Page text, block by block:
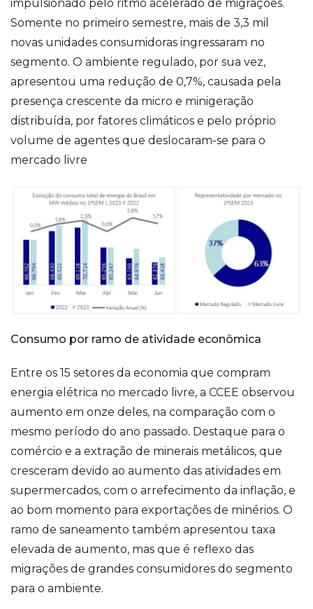
impulsionado pelo ritmo acelerado de migrações.
Somente no primeiro semestre, mais de 3,3 mil
novas unidades consumidoras ingressaram no
segmento. O ambiente regulado, por sua vez,
apresentou uma redução de 0,7%, causada pela
presença crescente da micro e minigeração
distribuída, por fatores climáticos e pelo próprio
volume de agentes que deslocaram-se para o
mercado livre
Consumo por ramo de atividade econômica
Entre os 15 setores da economia que compram
energia elétrica no mercado livre, a CCEE observou
aumento em onze deles, na comparação com o
mesmo período do ano passado. Destaque para o
comércio e a extração de minerais metálicos, que
cresceram devido ao aumento das atividades em
supermercados, com o arrefecimento da inflação, e
ao bom momento para exportações de minérios. O
ramo de saneamento também apresentou taxa
elevada de aumento, mas que é reflexo das
migrações de grandes consumidores do segmento
para o ambiente.